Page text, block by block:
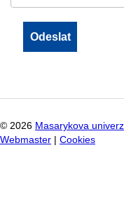
© 2026 Masarykova
Webmaster
Cookies